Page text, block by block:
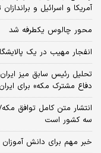
آمریکا و اسرائیل و
محور چالوس یکطرفه شد
انفجار مهیب در یک
تحلیل رئیس سابق میز
دفاع مشترک مکه» برای
انتشار متن کامل توافق
سه کشور است
خبر مهم برای دانش